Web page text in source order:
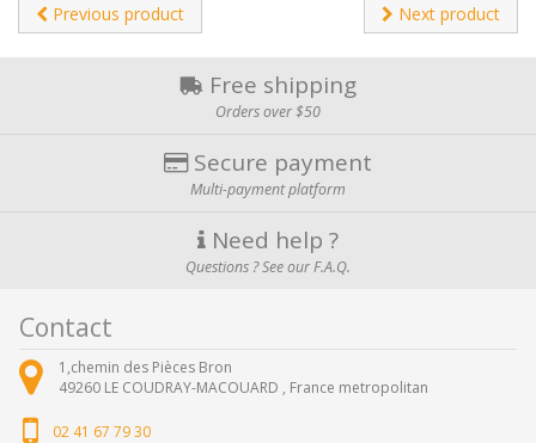
Previous product Next product
Free shipping
Orders over $50
Secure payment
Multi-payment platform
Need help ?
Questions ? See our F.A.Q.
Contact
1,chemin des Pièces Bron
49260 LE COUDRAY-MACOUARD , France metropolitan
02 41 67 79 30